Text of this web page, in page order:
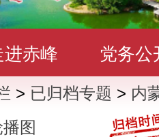
进赤峰 党务公
民互动 数据发
> 已归档专题 > 内
图